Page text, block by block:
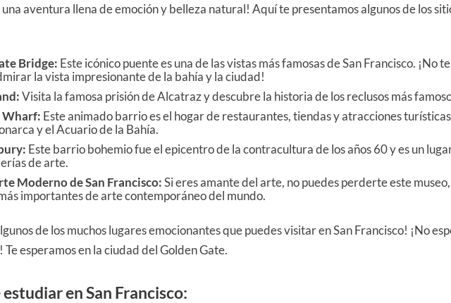
aventura llena de emoción y belleza natural! Aquí te presentamos algunos de los
Bridge: Este icónico puente es una de las vistas más famosas de San Francisco. ¡No
la vista impresionante de la bahía y la ciudad!
Visita la famosa prisión de Alcatraz y descubre la historia de los reclusos más
Wharf: Este animado barrio es el hogar de restaurantes, tiendas y atracciones
y el Acuario de la Bahía.
Este barrio bohemio fue el epicentro de la contracultura de los años 60 y es un
de arte.
Moderno de San Francisco:Si eres amante del arte, no puedes perderte este
importantes de arte contemporáneo del mundo.
de los muchos lugares emocionantes que puedes visitar en San Francisco! ¡No
esperamos en la ciudad del Golden Gate.
en San Francisco: